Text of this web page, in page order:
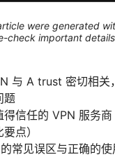
were generated
check important
与 A trust 密切相关
题
得信任的 VPN 服务
点）
常见误区与正确的使